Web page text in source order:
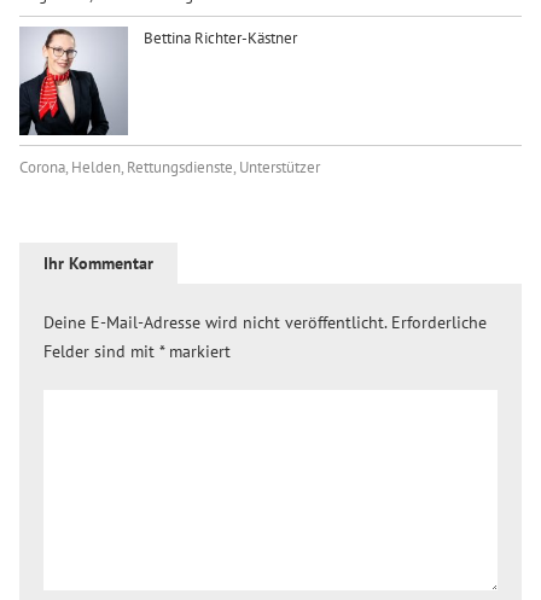
Bettina Richter-Kästner
Corona, Helden, Rettungsdienste, Unterstützer
Ihr Kommentar
Deine E-Mail-Adresse wird nicht veröffentlicht. Erforderliche
Felder sind mit *markiert